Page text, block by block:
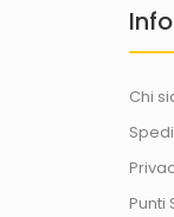
Chi
Punti